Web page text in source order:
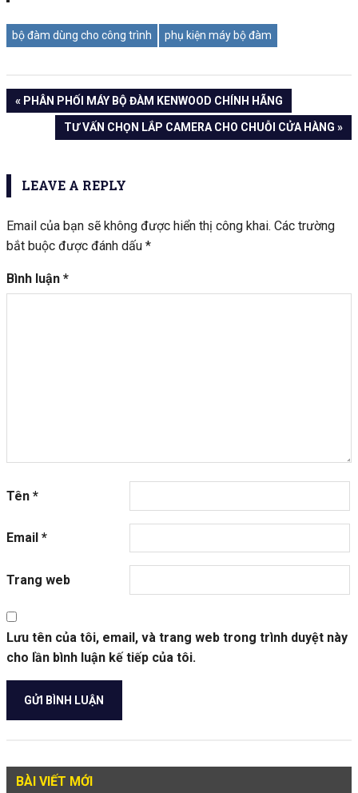
bộ đàm dùng cho công trình phụ kiện máy bộ đàm
Điều
viết
« PHÂN PHỐI MÁY BỘ ĐÀM KENWOOD CHÍNH HÃNG
TƯ VẤN CHỌN LẮP CAMERA CHO CHUỖI CỬA HÀNG »
LEAVE A REPLY
Email của bạn sẽ không được hiển thị công khai. Các trường
bắt buộc được đánh dấu *
Bình luận *
Tên *
Email *
Trang web
Lưu tên của tôi, email, và trang web trong trình duyệt này
cho lần bình luận kế tiếp của tôi.
BÀI VIẾT MỚI